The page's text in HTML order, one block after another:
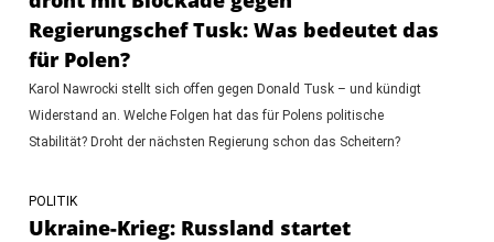
Regierungschef Tusk: Was bedeutet das
für Polen?
Karol Nawrocki stellt sich offen gegen Donald Tusk – und kündigt
Widerstand an. Welche Folgen hat das für Polens politische
Stabilität? Droht der nächsten Regierung schon das Scheitern?
POLITIK
Ukraine-Krieg: Russland startet